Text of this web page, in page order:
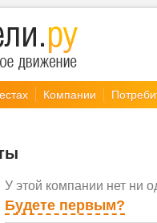
Компании
У этой компании нет ни
Будете первым?